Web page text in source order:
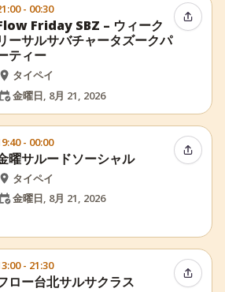
- 00:30
Friday SBZ – ウィーク
ーサルサバチャータズークパ
ティー
タイペイ
金曜日, 8月 21, 2026
イベン
- 00:00
曜サルードソーシャル
タイペイ
金曜日, 8月 21, 2026
イベン
- 21:30
ロー台北サルサクラス イベン